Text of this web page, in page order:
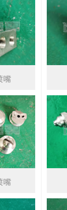
嘴
嘴